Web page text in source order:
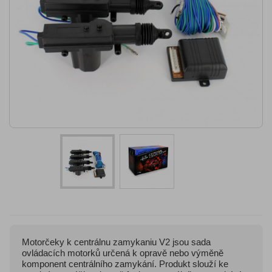
Motorčeky k centrálnu zamykaniu V2 jsou sada
ovládacích motorků určená k opravě nebo výměně
komponent centrálního zamykání. Produkt slouží ke